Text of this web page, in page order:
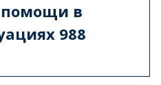
помощи в
988